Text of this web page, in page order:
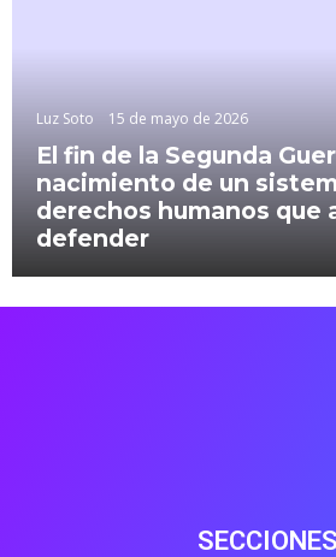
Luz Soto 15 de mayo de 2026
El fin de la Segunda
nacimiento de un
derechos humanos que
defender
SECCIONES